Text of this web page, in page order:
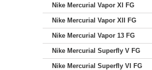
Nike Mercurial Vapor XI FG
Nike Mercurial Vapor XII FG
Nike Mercurial Vapor 13 FG
Nike Mercurial Superfly V FG
Nike Mercurial Superfly VI FG